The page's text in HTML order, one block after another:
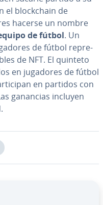
el blo­c­k­chain de
hacerse un nombre
de fútbol. Un
de fútbol re­pre­
de NFT. El quinteto
en jugadores de fútbol
en partidos con
ganancias incluyen